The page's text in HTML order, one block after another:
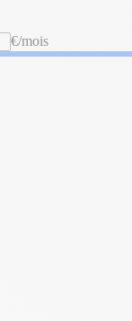
€/mois